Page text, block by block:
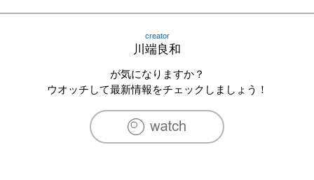
creator
川端良和
が気になりますか？
ウオッチして最新情報をチェックしましょう！